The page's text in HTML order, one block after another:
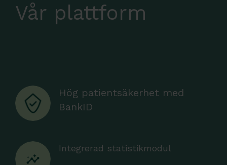
Vår plattform
Hög patientsäkerhet med
BankID
Integrerad statistikmodul